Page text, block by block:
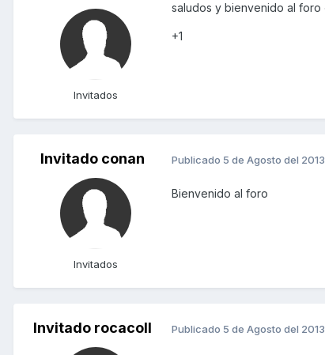
Invitados
saludos y bienvenido al foro
+1
Invitado conan
Invitados
Publicado 5 de Agosto del 2013
Bienvenido al foro
Invitado rocacoll Publicado 5 de Agosto del 2013